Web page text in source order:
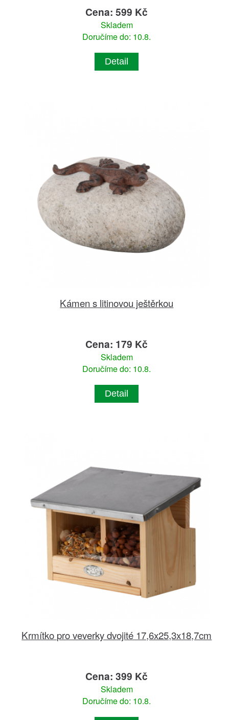
Cena: 599 Kč
Skladem
Doručíme do: 10.8.
Detail
Kámen s litinovou ještěrkou
Cena: 179 Kč
Skladem
Doručíme do: 10.8.
Detail
Krmítko pro veverky dvojité 17,6x25,3x18,7cm
Cena: 399 Kč
Skladem
Doručíme do: 10.8.